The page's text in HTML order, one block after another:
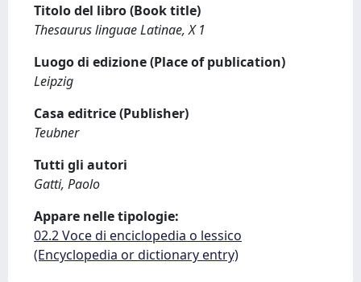
Titolo del libro (Book title)
Thesaurus linguae Latinae, X 1
Luogo di edizione (Place of publication)
Leipzig
Casa editrice (Publisher)
Teubner
Tutti gli autori
Gatti, Paolo
Appare nelle tipologie:
02.2 Voce di enciclopedia o lessico
(Encyclopedia or dictionary entry)